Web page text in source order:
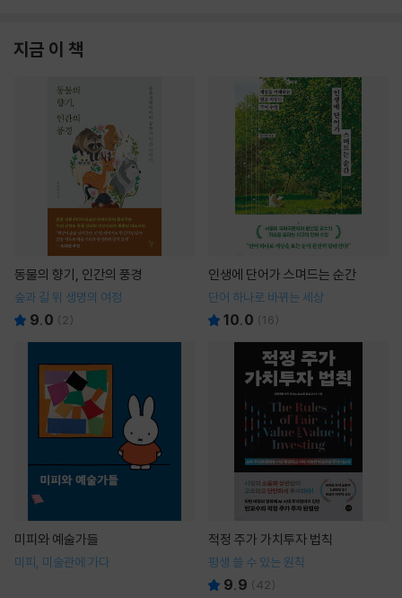
지금 이 책
동물의 향기, 인간의 풍경
숲과 길 위 생명의 여정
9.0 ( 2)
인생에 단어가 스며드는 순간
단어 하나로 바뀌는 세상
10.0 (16)
미피와 예술가들
미피, 미술관에 가다
적정 주가 가치투자 법칙
평생 쓸 수 있는 원칙
9.9 (42)